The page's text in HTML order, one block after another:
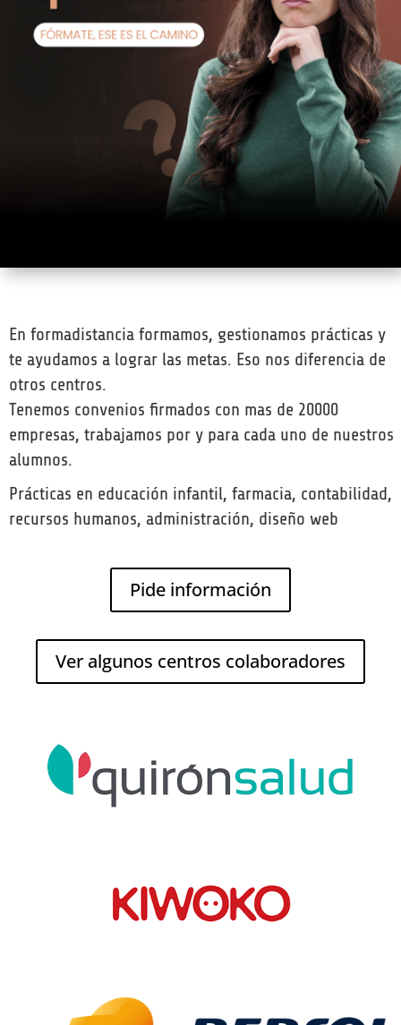
En formadistancia formamos, gestionamos prácticas y
te ayudamos a lograr las metas. Eso nos diferencia de
otros centros.
Tenemos convenios firmados con mas de 20000
empresas, trabajamos por y para cada uno de nuestros
alumnos.
Prácticas en educación infantil, farmacia, contabilidad,
recursos humanos, administración, diseño web
Pide información
Ver algunos centros colaboradores